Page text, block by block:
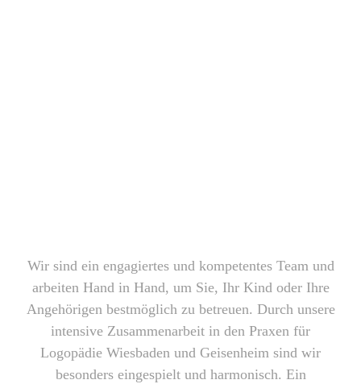
Wir sind ein engagiertes und kompetentes Team und
arbeiten Hand in Hand, um Sie, Ihr Kind oder Ihre
Angehörigen bestmöglich zu betreuen. Durch unsere
intensive Zusammenarbeit in den Praxen für
Logopädie Wiesbaden und Geisenheim sind wir
besonders eingespielt und harmonisch. Ein